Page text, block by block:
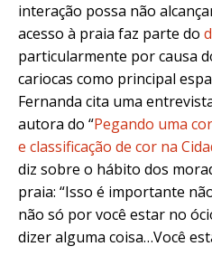
interação possa não
acesso à praia faz parte do
particularmente por causa
cariocas como principal
Fernanda cita uma
autora do “Pegando uma
e classificação de cor na
diz sobre o hábito dos
praia: “Isso é importante
não só por você estar no
dizer alguma coisa…Você